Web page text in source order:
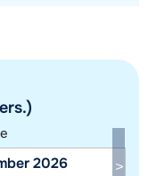
2026